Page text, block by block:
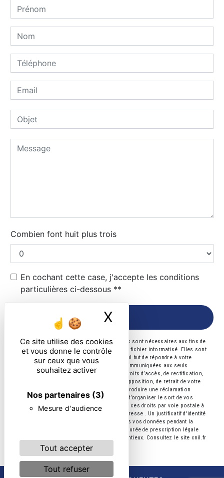
Ce site utilise des cookies
et vous donne le contrôle
sur ceux que vous
souhaitez activer
Nos partenaires (3)
Mesure d'audience
Tout accepter
Tout refuser
X Masquer le
Combien font huit plus trois
En cochant cette case, j'accepte les conditions
particulières ci-dessous **
ENVOYER
** Les données personnelles communiquées sont nécessaires aux fins de
vous contacter et sont enregistrées dans un fichier informatisé. Elles sont
destinées à et ses sous-traitants dans le seul but de répondre à votre
message. Les données collectées seront communiquées aux seuls
destinataires suivants: . Vous disposez de droits d’accès, de rectification,
d’effacement, de portabilité, de limitation, d’opposition, de retrait de votre
consentement à tout moment et du droit d’introduire une réclamation
auprès d’une autorité de contrôle, ainsi que d’organiser le sort de vos
données post-mortem. Vous pouvez exercer ces droits par voie postale à
l'adresse ou par courrier électronique à l'adresse . Un justificatif d'identité
pourra vous être demandé. Nous conservons vos données pendant la
période de prise de contact puis pendant la durée de prescription légale
aux fins probatoires et de gestion des contentieux. Consultez le site cnil.fr
pour plus d’informations sur vos droits.